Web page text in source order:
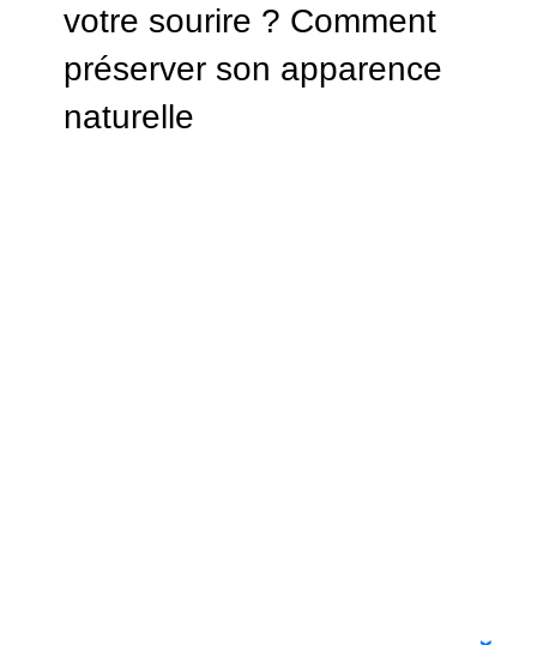
votre sourire ? Comment
préserver son apparence
naturelle